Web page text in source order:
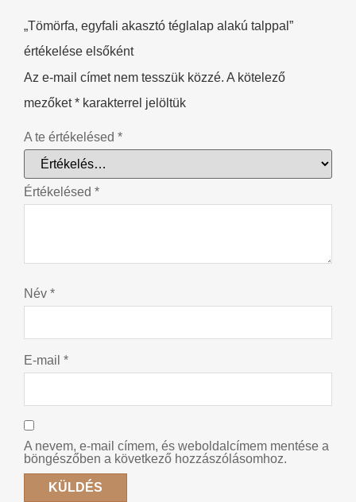
„Tömörfa, egyfali akasztó téglalap alakú talppal”
értékelése elsőként
Az e-mail címet nem tesszük közzé. A kötelező
mezőket* karakterrel jelöltük
A te értékelésed *
Értékelésed *
Név *
E-mail *
A nevem, e-mail címem, és weboldalcímem mentése a
böngészőben a következő hozzászólásomhoz.